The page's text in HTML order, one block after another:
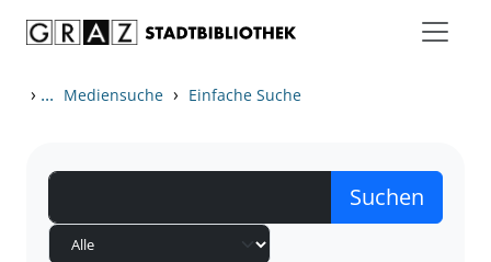
› ... Mediensuche › Einfache Suche